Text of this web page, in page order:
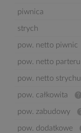
piwnica
strych
pow. netto piwnic
pow. netto parteru
pow. netto strychu
pow. całkowita
pow. zabudowy
pow. dodatkowe